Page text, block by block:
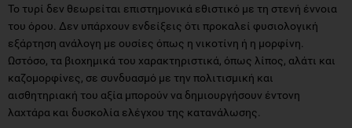
Το τυρί δεν θεωρείται επιστημονικά εθιστικό με τη στενή έννοια
του όρου. Δεν υπάρχουν ενδείξεις ότι προκαλεί φυσιολογική
εξάρτηση ανάλογη με ουσίες όπως η νικοτίνη ή η μορφίνη.
Ωστόσο, τα βιοχημικά του χαρακτηριστικά, όπως λίπος, αλάτι και
καζομορφίνες, σε συνδυασμό με την πολιτισμική και
αισθητηριακή του αξία μπορούν να δημιουργήσουν έντονη
λαχτάρα και δυσκολία ελέγχου της κατανάλωσης.